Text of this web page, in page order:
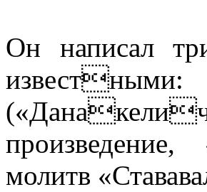
Он написал
молитв